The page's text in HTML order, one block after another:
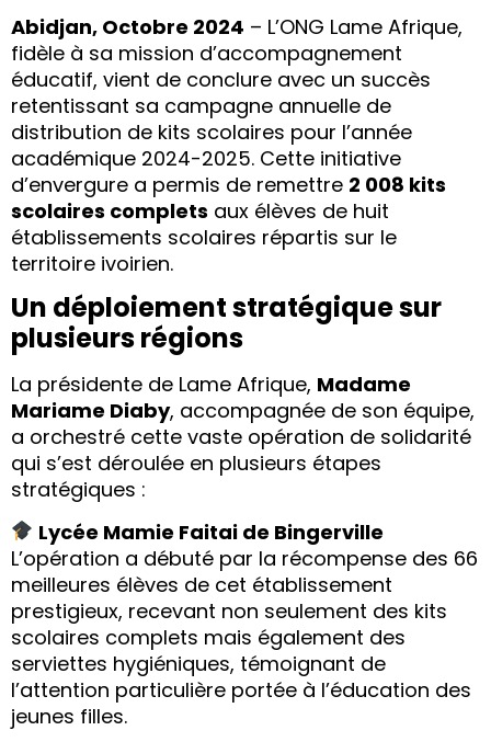
Abidjan, Octobre 2024 – L’ONG Lame Afrique,
fidèle à sa mission d’accompagnement
éducatif, vient de conclure avec un succès
retentissant sa campagne annuelle de
distribution de kits scolaires pour l’année
académique 2024-2025. Cette initiative
d’envergure a permis de remettre 2 008 kits
scolaires complets aux élèves de huit
établissements scolaires répartis sur le
territoire ivoirien.
Un déploiement stratégique sur
plusieurs régions
La présidente de Lame Afrique, Madame
Mariame Diaby, accompagnée de son équipe,
a orchestré cette vaste opération de solidarité
qui s’est déroulée en plusieurs étapes
stratégiques :
Lycée Mamie Faitai de Bingerville
L’opération a débuté par la récompense des 66
meilleures élèves de cet établissement
prestigieux, recevant non seulement des kits
scolaires complets mais également des
serviettes hygiéniques, témoignant de
l’attention particulière portée à l’éducation des
jeunes filles.